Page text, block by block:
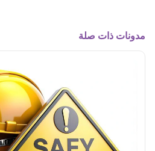
مدونات ذات صلة